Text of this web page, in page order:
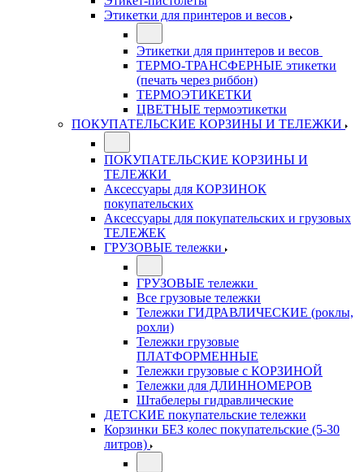
Этикетки для принтеров и весов
Этикетки для принтеров и весов
ТЕРМО-ТРАНСФЕРНЫЕ этикетки
(печать через риббон)
ТЕРМОЭТИКЕТКИ
ЦВЕТНЫЕ термоэтикетки
ПОКУПАТЕЛЬСКИЕ КОРЗИНЫ И ТЕЛЕЖКИ
ПОКУПАТЕЛЬСКИЕ КОРЗИНЫ И
ТЕЛЕЖКИ
Аксессуары для КОРЗИНОК
покупательских
Аксессуары для покупательских и грузовых
ТЕЛЕЖЕК
ГРУЗОВЫЕ тележки
ГРУЗОВЫЕ тележки
Все грузовые тележки
Тележки ГИДРАВЛИЧЕСКИЕ (роклы,
рохли)
Тележки грузовые
ПЛАТФОРМЕННЫЕ
Тележки грузовые с КОРЗИНОЙ
Тележки для ДЛИННОМЕРОВ
Штабелеры гидравлические
ДЕТСКИЕ покупательские тележки
Корзинки БЕЗ колес покупательские (5-30
литров)